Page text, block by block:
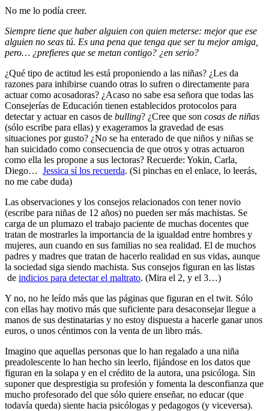
No me lo podía creer.
Siempre tiene que haber alguien con quien meterse: mejor que ese
alguien no seas tú. Es una pena que tenga que ser tu mejor amiga,
pero… ¿prefieres que se metan contigo? ¿en serio?
¿Qué tipo de actitud les está proponiendo a las niñas? ¿Les da
razones para inhibirse cuando otras lo sufren o directamente para
actuar como acosadoras? ¿Acaso no sabe esa señora que todas las
Consejerías de Educación tienen establecidos protocolos para
detectar y actuar en casos de bulling? ¿Cree que son cosas de niñas
(sólo escribe para ellas) y exageramos la gravedad de esas
situaciones por gusto? ¿No se ha enterado de que niños y niñas se
han suicidado como consecuencia de que otros y otras actuaron
como ella les propone a sus lectoras? Recuerde: Yokin, Carla,
Diego… Jessica sí los recuerda. (Si pinchas en el enlace, lo leerás,
no me cabe duda)
Las observaciones y los consejos relacionados con tener novio
(escribe para niñas de 12 años) no pueden ser más machistas. Se
carga de un plumazo el trabajo paciente de muchas docentes que
tratan de mostrarles la importancia de la igualdad entre hombres y
mujeres, aun cuando en sus familias no sea realidad. El de muchos
padres y madres que tratan de hacerlo realidad en sus vidas, aunque
la sociedad siga siendo machista. Sus consejos figuran en las listas
de indicios para detectar el maltrato. (Mira el 2, y el 3…)
Y no, no he leído más que las páginas que figuran en el twit. Sólo
con ellas hay motivo más que suficiente para desaconsejar llegue a
manos de sus destinatarias y no estoy dispuesta a hacerle ganar unos
euros, o unos céntimos con la venta de un libro más.
Imagino que aquellas personas que lo han regalado a una niña
preadolescente lo han hecho sin leerlo, fijándose en los datos que
figuran en la solapa y en el crédito de la autora, una psicóloga. Sin
suponer que desprestigia su profesión y fomenta la desconfianza que
mucho profesorado del que sólo quiere enseñar, no educar (que
todavía queda) siente hacia psicólogas y pedagogos (y viceversa).